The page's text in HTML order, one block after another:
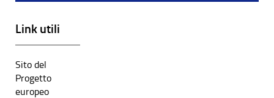
Link utili
Sito del
Progetto
europeo